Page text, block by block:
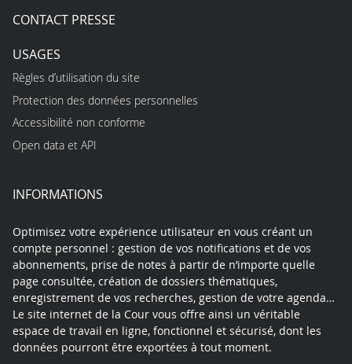
CONTACT PRESSE
USAGES
Règles d’utilisation du site
Protection des données personnelles
Accessibilité non conforme
Open data et API
INFORMATIONS
Optimisez votre expérience utilisateur en vous créant un
compte personnel : gestion de vos notifications et de vos
abonnements, prise de notes à partir de n’importe quelle
page consultée, création de dossiers thématiques,
enregistrement de vos recherches, gestion de votre agenda…
Le site internet de la Cour vous offre ainsi un véritable
espace de travail en ligne, fonctionnel et sécurisé, dont les
données pourront être exportées à tout moment.